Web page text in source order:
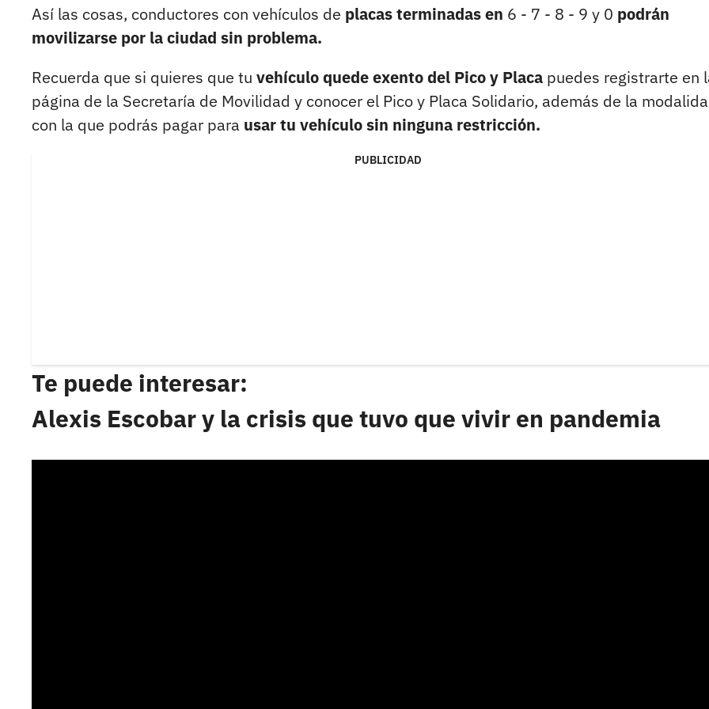
Así las cosas, conductores con vehículos de placas terminadas en 6 - 7 - 8 - 9 y 0 podrán
movilizarse por la ciudad sin problema.
Recuerda que si quieres que tu vehículo quede exento del Pico y Placa puedes registrarte en
página de la Secretaría de Movilidad y conocer el Pico y Placa Solidario, además de la
con la que podrás pagar para usar tu vehículo sin ninguna restricción.
PUBLICIDAD
Te puede interesar:
Alexis Escobar y la crisis que tuvo que vivir en pandemia